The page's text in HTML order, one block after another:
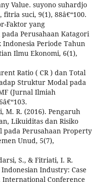
Value. suyono suhardjo
suci, 9(1), 88â€“100.
Faktor yang
Perusahaan Katagori
Indonesia Periode Tahun
Ilmu Ekonomi, 6(1),
Ratio ( CR ) dan Total
Struktur Modal pada
(Jurnal Ilmiah
M. R. (2016). Pengaruh
Likuiditas dan Risiko
Perusahaan Property
Unud, 5(7),
S., & Fitriati, I. R.
Industry: Case
Conference